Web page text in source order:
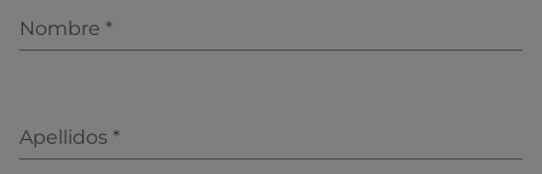
Nombre *
Apellidos *